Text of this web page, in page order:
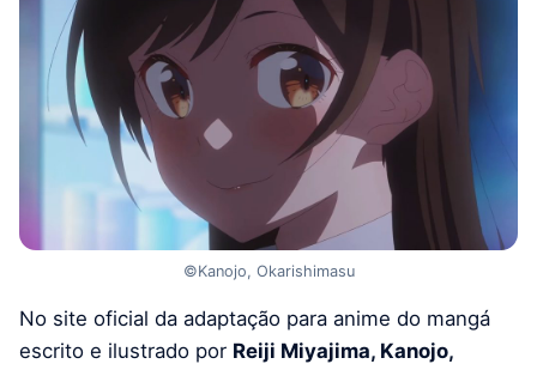
©Kanojo, Okarishimasu
No site oficial da adaptação para anime do mangá
escrito e ilustrado por Reiji Miyajima, Kanojo,